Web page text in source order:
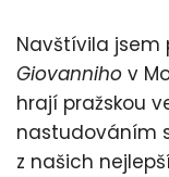
Navštívila jsem
Giovanniho v
hrají pražskou
nastudováním
z našich